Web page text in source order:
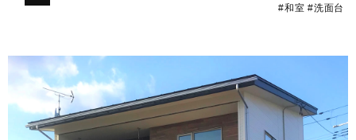
#和室 #洗面台